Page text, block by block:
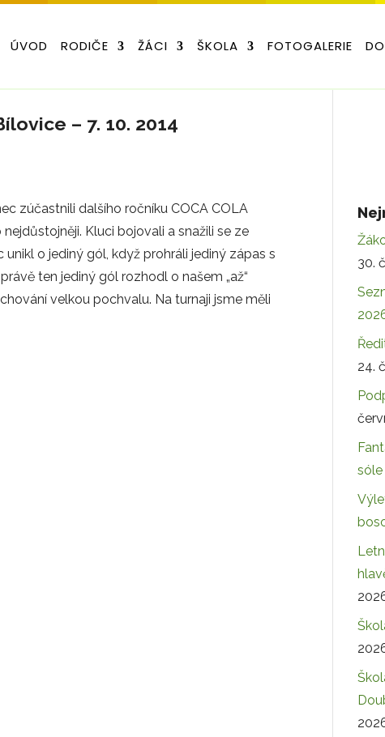
ÚVOD RODIČE ŽÁCI ŠKOLA FOTOGALERIE
– 7. 10. 2014
zúčastnili dalšího ročníku COCA COLA
Kluci bojovali a snažili se ze
o jediný gól, když prohráli jediný zápas s
ten jediný gól rozhodl o našem „až“
velkou pochvalu. Na turnaji jsme měli
30.
24.
sóle